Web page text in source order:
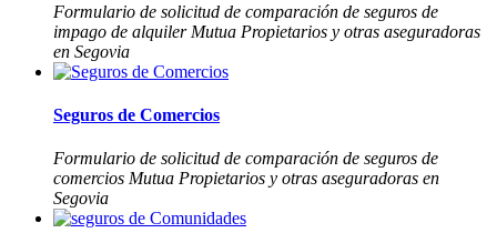
Formulario de solicitud de comparación de seguros de
impago de alquiler Mutua Propietarios y otras aseguradoras
en Segovia
Seguros de Comercios
Formulario de solicitud de comparación de seguros de
comercios Mutua Propietarios y otras aseguradoras en
Segovia